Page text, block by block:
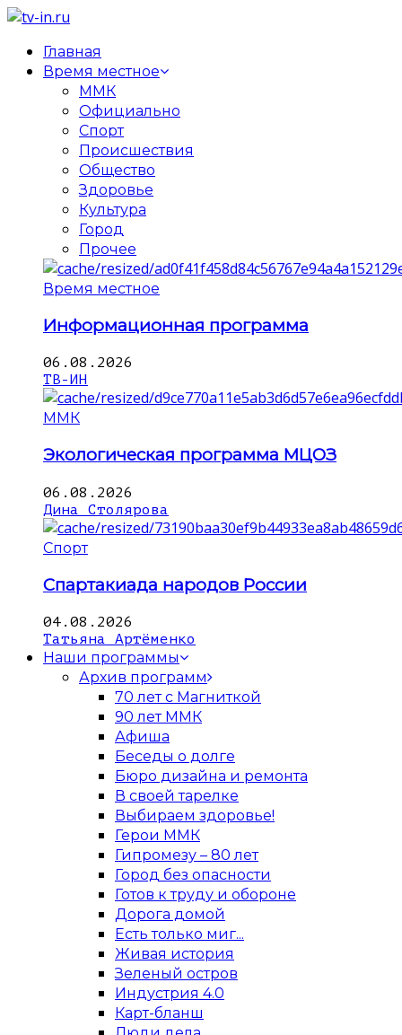
Главная
Время местное
ММК
Официально
Спорт
Происшествия
Общество
Здоровье
Культура
Город
Прочее
Время местное
Информационная программа
06.08.2026
ТВ-ИН
ММК
Экологическая программа МЦОЗ
06.08.2026
Дина Столярова
Спорт
Спартакиада народов России
04.08.2026
Татьяна Артёменко
Наши программы
Архив программ
70 лет с Магниткой
90 лет ММК
Афиша
Беседы о долге
Бюро дизайна и ремонта
В своей тарелке
Выбираем здоровье!
Герои ММК
Гипромезу – 80 лет
Город без опасности
Готов к труду и обороне
Дорога домой
Есть только миг...
Живая история
Зеленый остров
Индустрия 4.0
Карт-бланш